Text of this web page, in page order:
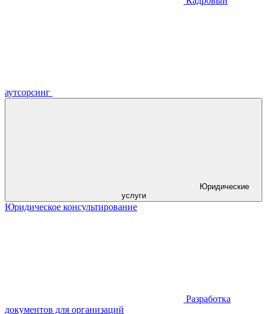
аутсорсинг
услуги
Юридическое консультирование
Разработка
документов для организаций